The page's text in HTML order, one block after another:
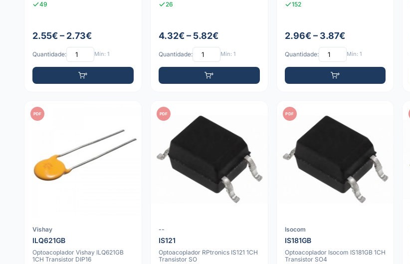
49
2.55€ – 2.73€
Quantidade: Mín: 1
26
4.32€ – 5.82€
Quantidade: Mín: 1
152
2.96€ – 3.87€
Quantidade: Mín: 1
PDF
Vishay
ILQ621GB
Optoacoplador Vishay ILQ621GB
1CH Transistor DIP16
PDF
--
IS121
Optoacoplador RPtronics IS121 1CH
Transistor SO
PDF
Isocom
IS181GB
Optoacoplador Isocom IS181GB 1CH
Transistor SO4